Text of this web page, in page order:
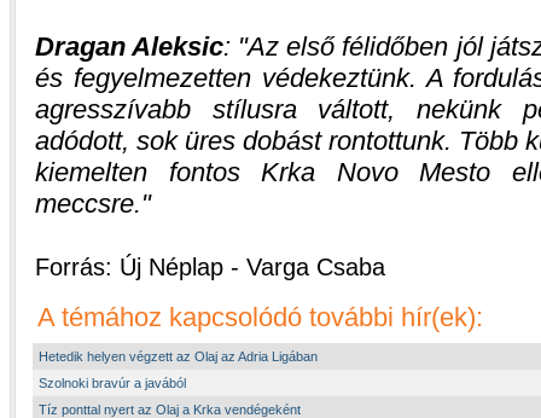
Dragan Aleksic: Az első félidőben jól
és fegyelmezetten védekeztünk. A
agresszívabb stílusra váltott, nekünk
adódott, sok üres dobást rontottunk. Több
kiemelten fontos Krka Novo Mesto
meccsre.
Forrás: Új Néplap - Varga Csaba
A témához kapcsolódó további hír(ek):
Hetedik helyen végzett az Olaj az Adria Ligában
Szolnoki bravúr a javából
Tíz ponttal nyert az Olaj a Krka vendégeként